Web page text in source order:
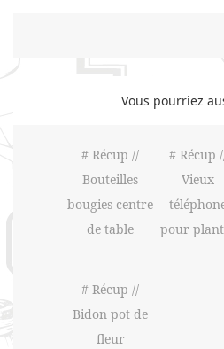
Vous pourriez
# Récup //
Bouteilles
bougies centre
de table
# Récup
Vieux
pour
# Récup //
Bidon pot de
fleur